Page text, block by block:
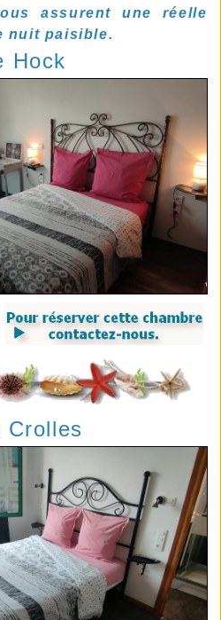
assurent une réelle
nuit paisible.
Hock
Crolles